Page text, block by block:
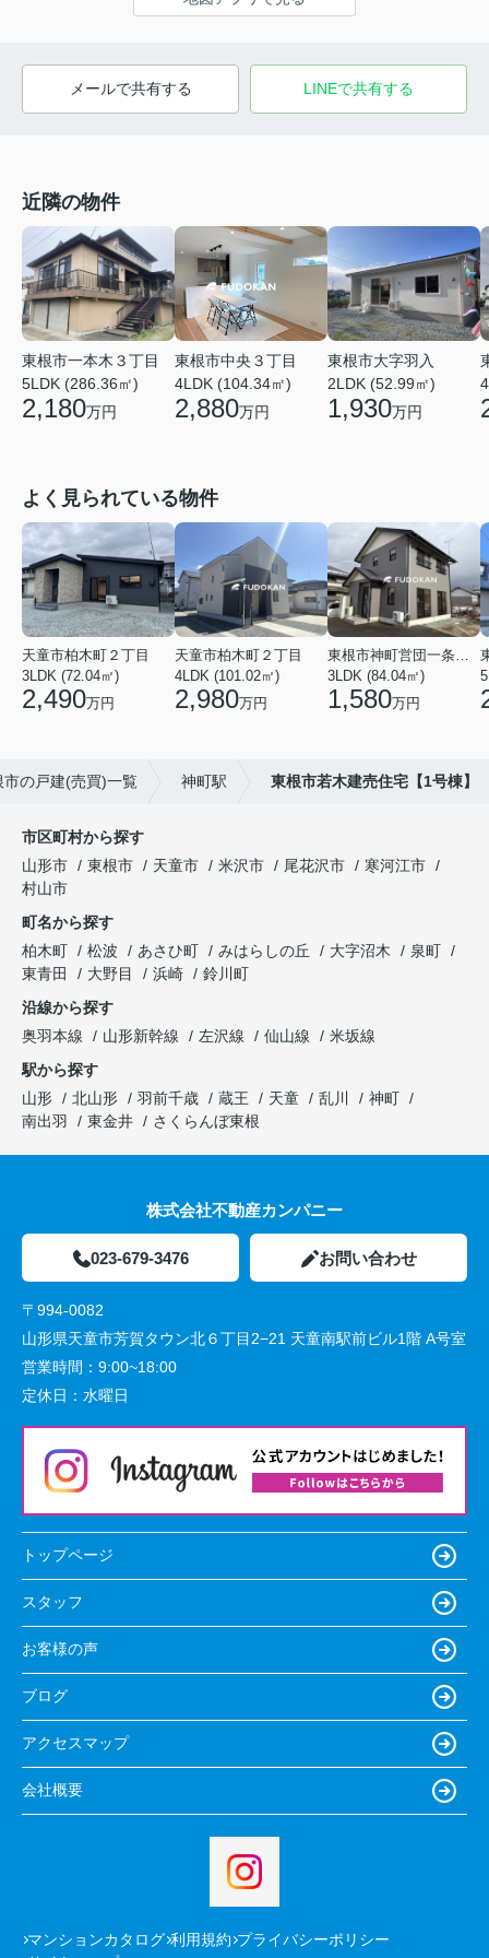
メールで共有する LINEで共有する
近隣の物件
東根市一本木３丁目
5LDK (286.36㎡)
2,180万円
東根市中央３丁目
4LDK (104.34㎡)
2,880万円
東根市大字羽入
2LDK (52.99㎡)
1,930万円
よく見られている物件
天童市柏木町２丁目
3LDK (72.04㎡)
2,490万円
天童市柏木町２丁目
4LDK (101.02㎡)
2,980万円
東根市神町営団一条通り
3LDK (84.04㎡)
1,580万円
市の戸建(売買)一覧 神町駅 東根市若木建売住宅【1号棟】
市区町村から探す
山形市
東根市 天童市 米沢市 尾花沢市
寒河江市
村山市
町名から探す
柏木町
松波 あさひ町 みはらしの丘 大字沼木
泉町
東青田
大野目 浜崎
鈴川町
沿線から探す
奥羽本線
山形新幹線 左沢線 仙山線
米坂線
駅から探す
山形
北山形 羽前千歳 蔵王 天童 乱川
神町
南出羽
東金井 さくらんぼ東根
株式会社不動産カンパニー
023-679-3476 お問い合わせ
〒994-0082
山形県天童市芳賀タウン北６丁目2−21 天童南駅前ビル1階 A号室
営業時間： 9:00~18:00
定休日： 水曜日
トップページ
スタッフ
お客様の声
ブログ
アクセスマップ
会社概要
マンションカタログ 利用規約 プライバシーポリシー